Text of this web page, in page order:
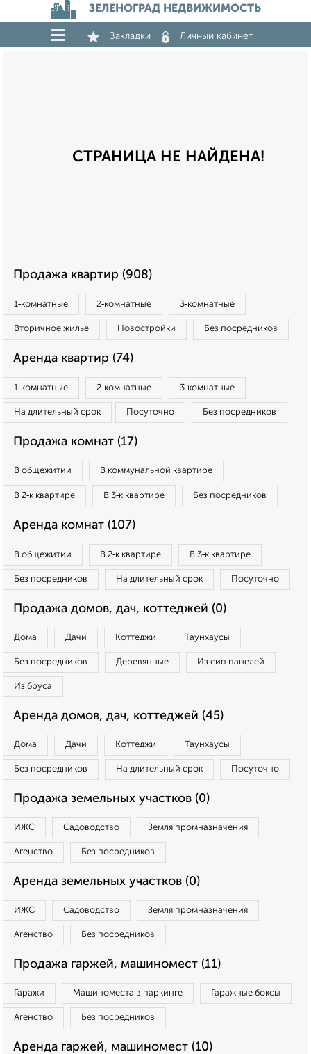
ЗЕЛЕНОГРАД НЕДВИЖИМОСТЬ
Закладки Личный кабинет
СТРАНИЦА НЕ НАЙДЕНА!
Продажа квартир (908)
1‑комнатные 2‑комнатные 3‑комнатные
Вторичное жилье Новостройки Без посредников
Аренда квартир (74)
1‑комнатные 2‑комнатные 3‑комнатные
На длительный срок Посуточно Без посредников
Продажа комнат (17)
В общежитии В коммунальной квартире
В 2‑к квартире В 3‑к квартире Без посредников
Аренда комнат (107)
В общежитии В 2‑к квартире В 3‑к квартире
Без посредников На длительный срок Посуточно
Продажа домов, дач, коттеджей (0)
Дома Дачи Коттеджи Таунхаусы
Без посредников Деревянные Из сип панелей
Из бруса
Аренда домов, дач, коттеджей (45)
Дома Дачи Коттеджи Таунхаусы
Без посредников На длительный срок Посуточно
Продажа земельных участков (0)
ИЖС Садоводство Земля промназначения
Агенство Без посредников
Аренда земельных участков (0)
ИЖС Садоводство Земля промназначения
Агенство Без посредников
Продажа гаржей, машиномест (11)
Гаражи Машиноместа в паркинге Гаражные боксы
Агенство Без посредников
Аренда гаржей, машиномест (10)